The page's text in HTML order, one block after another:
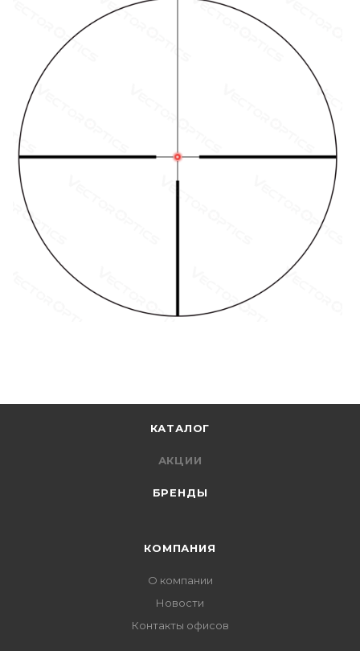
КАТАЛОГ
АКЦИИ
БРЕНДЫ
КОМПАНИЯ
О компании
Новости
Контакты офисов